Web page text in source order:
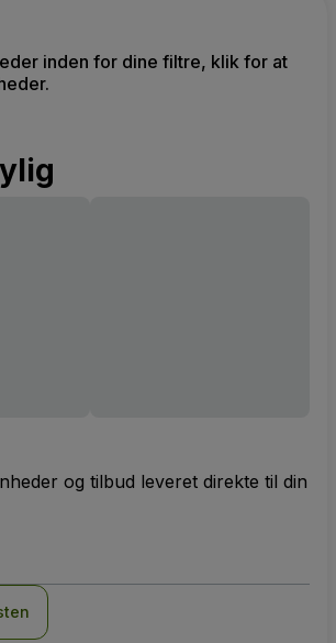
inden for dine filtre, klik for at
og tilbud leveret direkte til din